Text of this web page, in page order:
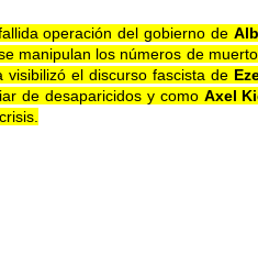
operación del gobierno de
manipulan los números de
visibilizó el discurso fascista de
de desaparicidos y como Axel